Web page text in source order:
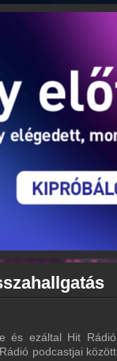
és ezáltal Hit Rádió
podcastjai között